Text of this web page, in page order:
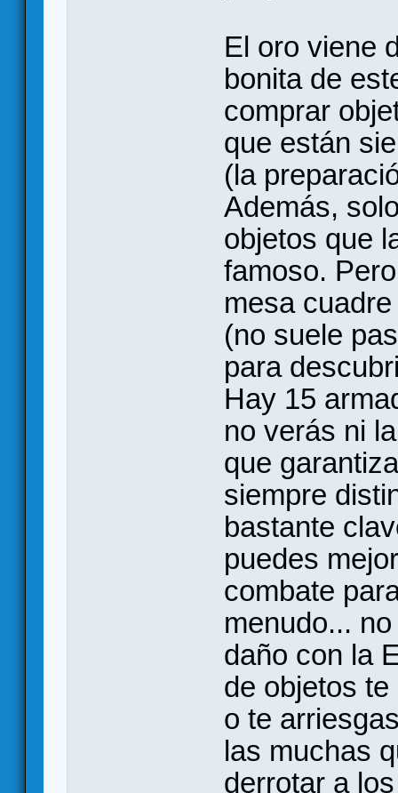
El oro viene
bonita de
comprar
que están
(la
Además,
objetos que
famoso.
mesa
(no suele
para
Hay 15
no verás ni
que
siempre
bastante
puedes
combate
menudo...
daño con la
de objetos
o te
las muchas
derrotar a